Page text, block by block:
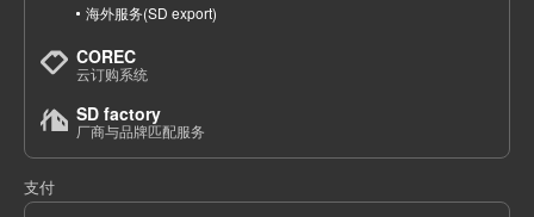
海外服务(SD export)
COREC
云订购系统
SD factory
厂商与品牌匹配服务
支付